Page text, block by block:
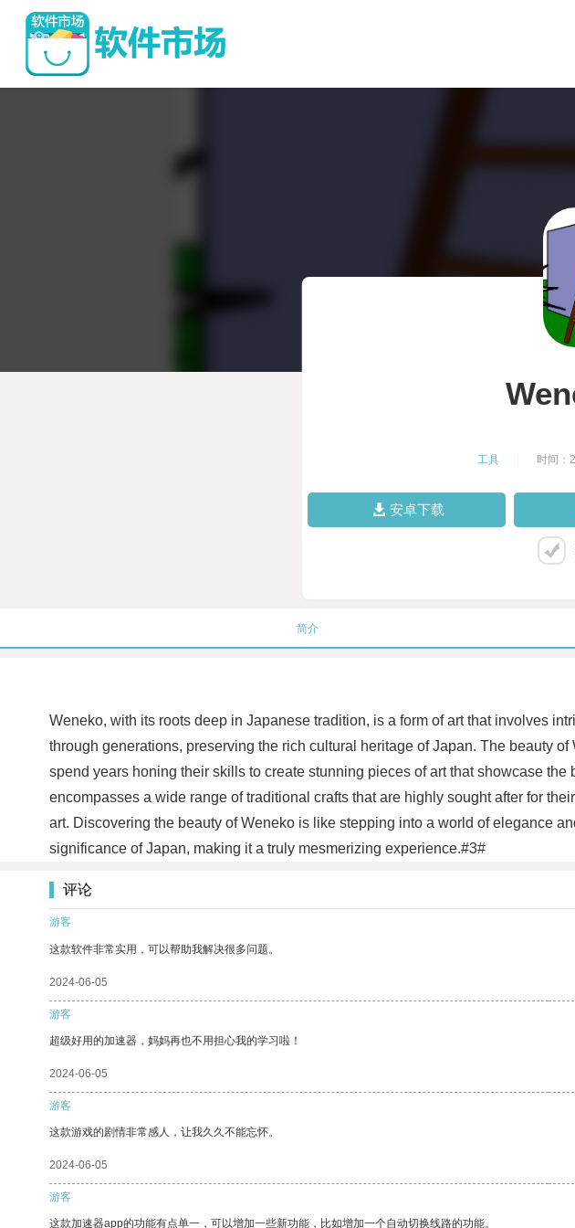
工具 时间：
安卓下载
简介
Weneko, with its roots deep in Japanese tradition, is a form of art that involves
through generations, preserving the rich cultural heritage of Japan. The beauty
spend years honing their skills to create stunning pieces of art that showcase
encompasses a wide range of traditional crafts that are highly sought after for
art. Discovering the beauty of Weneko is like stepping into a world of elegance
significance of Japan, making it a truly mesmerizing experience.#3#
评论
游客
这款软件非常实用，可以帮助我解决很多问题。
2024-06-05
游客
超级好用的加速器，妈妈再也不用担心我的学习啦！
2024-06-05
游客
这款游戏的剧情非常感人，让我久久不能忘怀。
2024-06-05
游客
这款加速器app的功能有点单一，可以增加一些新功能，比如增加一个自动切换线路的功能。